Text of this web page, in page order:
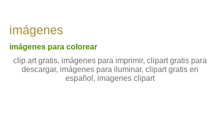
imágenes
imágenes para colorear
clip art gratis, imágenes para imprimir, clipart gratis para
descargar, imágenes para iluminar, clipart gratis en
español, imagenes clipart